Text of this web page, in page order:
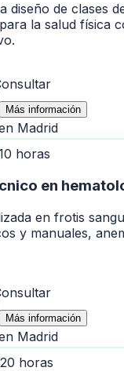
diseño de clases
la salud física
Más información
Madrid
horas
en
en frotis
y manuales,
Más información
Madrid
horas